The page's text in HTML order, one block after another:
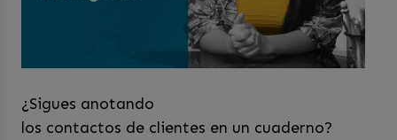
¿Sigues anotando
los contactos de clientes en un cuaderno?